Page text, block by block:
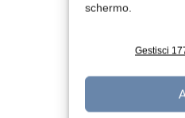
schermo.
Gestisci